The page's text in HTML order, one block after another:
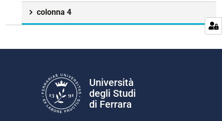
colonna 4
Università
degli Studi
di Ferrara